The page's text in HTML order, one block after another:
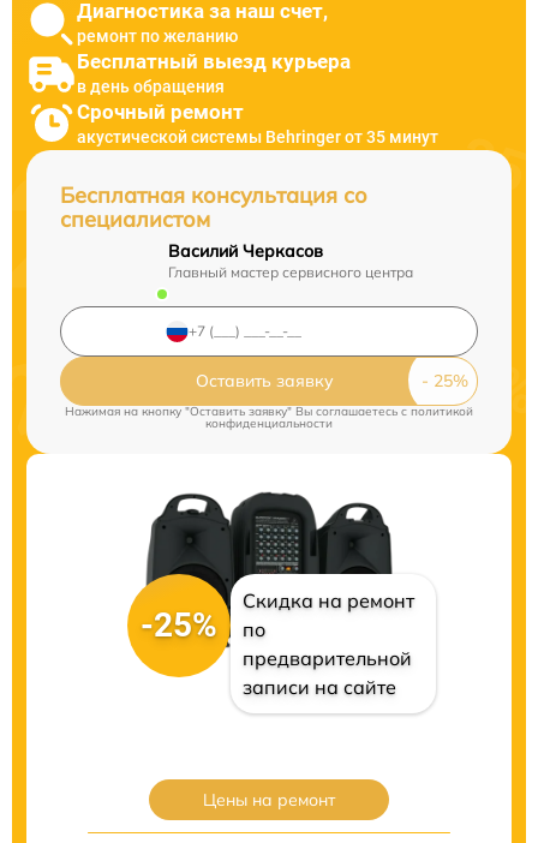
Диагностика за наш счет,
ремонт по желанию
Бесплатный выезд курьера
в день обращения
Срочный ремонт
акустической системы Behringer от 35 минут
Бесплатная консультация со
специалистом
Василий Черкасов
Главный мастер сервисного центра
Оставить заявку
Нажимая на кнопку "Оставить заявку" Вы соглашаетесь cполитикой
конфиденциальности
-25%
Скидка на ремонт
по
предварительной
записи на сайте
Цены на ремонт